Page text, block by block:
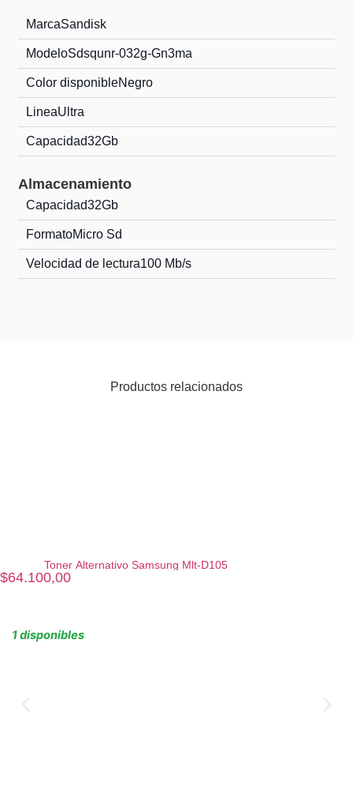
MarcaSandisk
ModeloSdsqunr-032g-Gn3ma
Color disponibleNegro
LineaUltra
Capacidad32Gb
Almacenamiento
Capacidad32Gb
FormatoMicro Sd
Velocidad de lectura100 Mb/s
Productos relacionados
Toner Alternativo Samsung Mlt-D105
$64.100,00
1 disponibles